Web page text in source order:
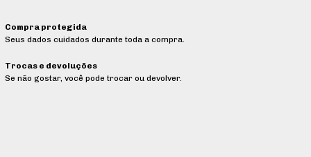
Compra protegida
Seus dados cuidados durante toda a compra.
Trocas e devoluções
Se não gostar, você pode trocar ou devolver.